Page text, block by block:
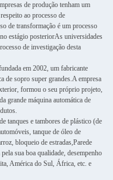
de produção tenham um
ao processo de
de transformação é um processo
estágio posteriorAs universidades
de investigação desta
em 2002, um fabricante
de sopro super grandes.A empresa
formou o seu próprio projeto,
grande máquina automática de
tanques e tambores de plástico (de
tanque de óleo de
bloqueio de estradas,Parede
sua boa qualidade, desempenho
América do Sul, África, etc. e